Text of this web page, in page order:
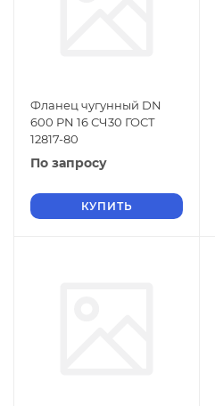
Фланец чугунный DN
600 PN 16 СЧ30 ГОСТ
12817-80
По запросу
КУПИТЬ